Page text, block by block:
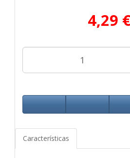
4,29
Características